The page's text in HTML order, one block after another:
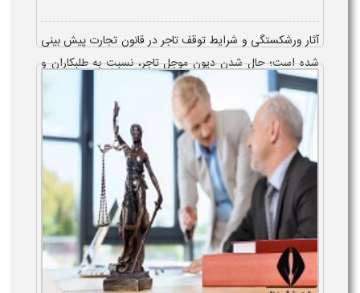
آثار ورشکستگی و شرایط توقف تاجر در قانون تجارت پیش بینی
شده است؛ حال شدن دیون موجل تاجر، نسبت به طلبکاران و
اشخاص ثالث، ممنوع شدن تاجر متوقف و ورشکسته، از مداخله
در اموال خود ...